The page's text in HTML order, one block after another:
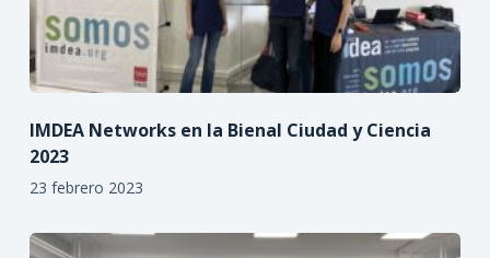
IMDEA Networks en la Bienal Ciudad y Ciencia
2023
23 febrero 2023